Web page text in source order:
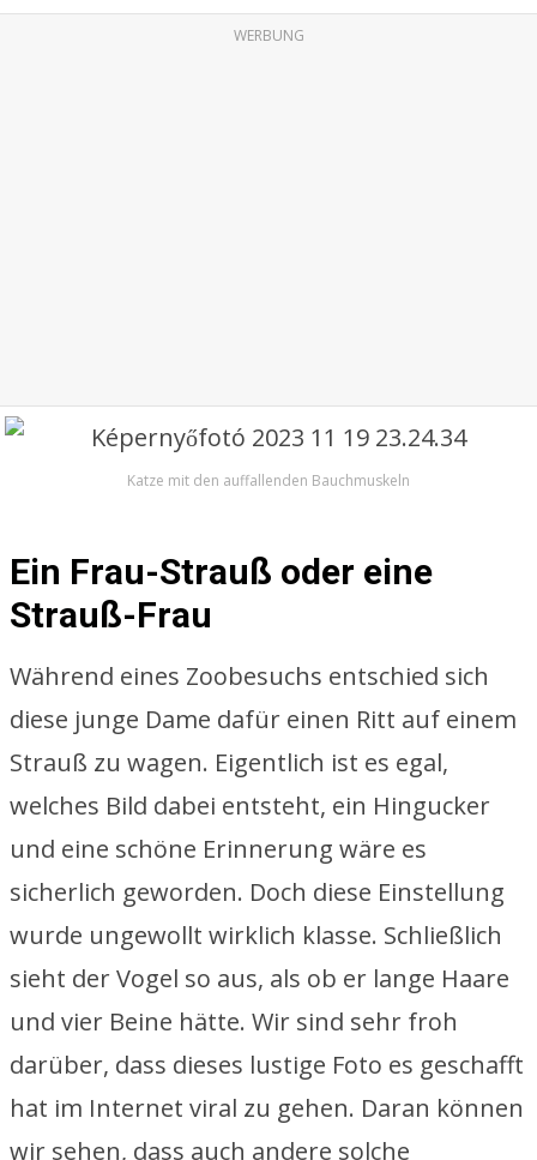
WERBUNG
Katze mit den auffallenden Bauchmuskeln
Ein Frau-Strauß oder eine
Strauß-Frau
Während eines Zoobesuchs entschied sich
diese junge Dame dafür einen Ritt auf einem
Strauß zu wagen. Eigentlich ist es egal,
welches Bild dabei entsteht, ein Hingucker
und eine schöne Erinnerung wäre es
sicherlich geworden. Doch diese Einstellung
wurde ungewollt wirklich klasse. Schließlich
sieht der Vogel so aus, als ob er lange Haare
und vier Beine hätte. Wir sind sehr froh
darüber, dass dieses lustige Foto es geschafft
hat im Internet viral zu gehen. Daran können
wir sehen, dass auch andere solche